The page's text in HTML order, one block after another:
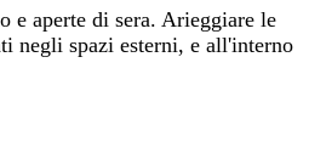
e aperte di sera. Arieggiare le
negli spazi esterni, e all'interno